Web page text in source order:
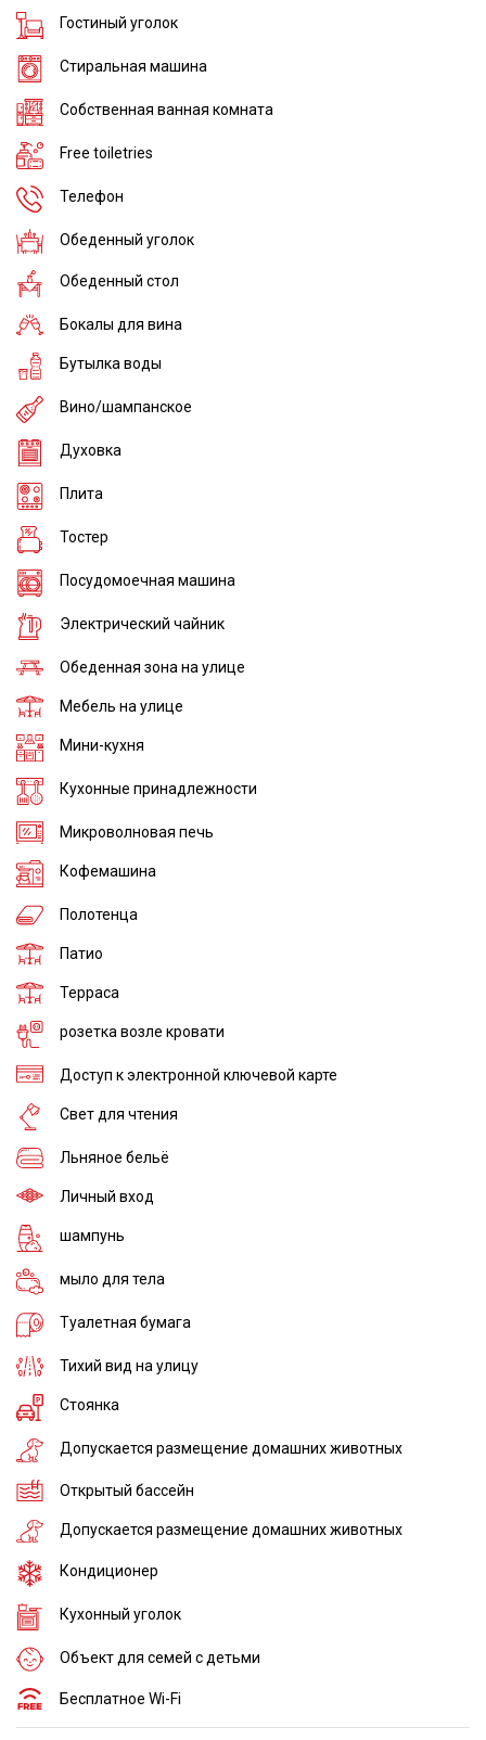
Гостиный уголок
Стиральная машина
Собственная ванная комната
Free toiletries
Телефон
Обеденный уголок
Обеденный стол
Бокалы для вина
Бутылка воды
Вино/шампанское
Духовка
Плита
Тостер
Посудомоечная машина
Электрический чайник
Обеденная зона на улице
Мебель на улице
Мини-кухня
Кухонные принадлежности
Микроволновая печь
Кофемашина
Полотенца
Патио
Терраса
розетка возле кровати
Доступ к электронной ключевой карте
Свет для чтения
Льняное бельё
Личный вход
шампунь
мыло для тела
Туалетная бумага
Тихий вид на улицу
Стоянка
Допускается размещение домашних животных
Открытый бассейн
Допускается размещение домашних животных
Кондиционер
Кухонный уголок
Объект для семей с детьми
Бесплатное Wi-Fi